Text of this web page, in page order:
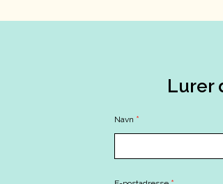
Lurer
Contact
Us
Navn *